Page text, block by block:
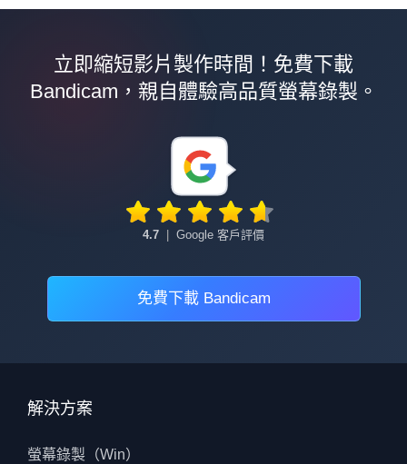
立即縮短影片製作時間！免費下載
Bandicam，親自體驗高品質螢幕錄製。
4.7 | Google 客戶評價
免費下載 Bandicam
解決方案
螢幕錄製（Win）